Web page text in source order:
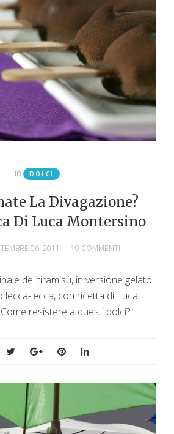
in DOLCI
La Divagazione?
Di Luca Montersino
06, 2011 - 19 COMMENTI
del tiramisù, in versione gelato
lecca-lecca, con ricetta di Luca
resistere a questi dolci?